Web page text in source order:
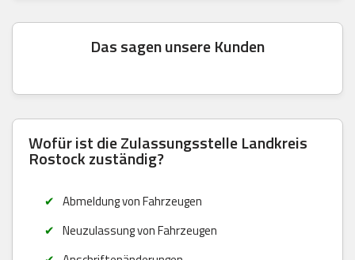
Das sagen unsere Kunden
Wofür ist die Zulassungsstelle Landkreis
Rostock zuständig?
Abmeldung von Fahrzeugen
Neuzulassung von Fahrzeugen